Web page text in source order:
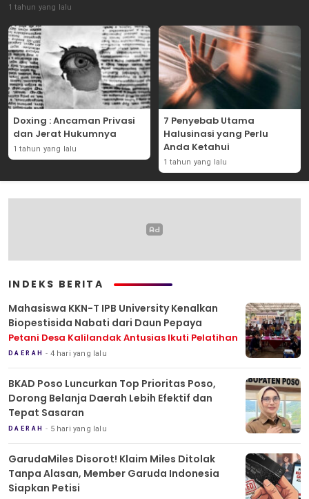
1 tahun yang lalu
Doxing : Ancaman Privasi
dan Jerat Hukumnya
1 tahun yang lalu
7 Penyebab Utama
Halusinasi yang Perlu
Anda Ketahui
1 tahun yang lalu
INDEKS BERITA
Mahasiswa KKN-T IPB University Kenalkan
Biopestisida Nabati dari Daun Pepaya
Petani Desa Kalilandak Antusias Ikuti Pelatihan
DAERAH 4 hari yang lalu
BKAD Poso Luncurkan Top Prioritas Poso,
Dorong Belanja Daerah Lebih Efektif dan
Tepat Sasaran
DAERAH 5 hari yang lalu
GarudaMiles Disorot! Klaim Miles Ditolak
Tanpa Alasan, Member Garuda Indonesia
Siapkan Petisi